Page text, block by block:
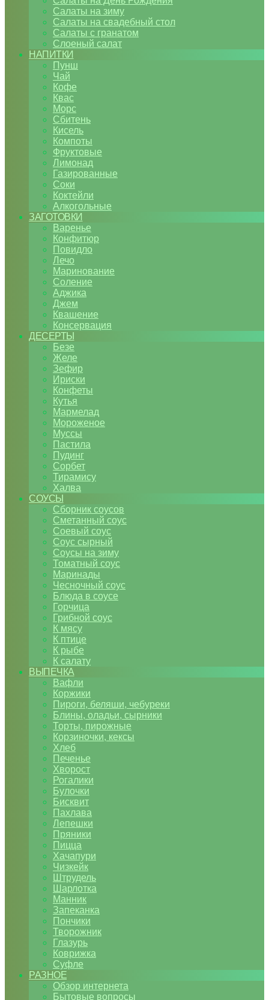
Салаты на зиму
Салаты на свадебный стол
Салаты с гранатом
Слоеный салат
НАПИТКИ
Пунш
Чай
Кофе
Квас
Морс
Сбитень
Кисель
Компоты
Фруктовые
Лимонад
Газированные
Соки
Коктейли
Алкогольные
ЗАГОТОВКИ
Варенье
Конфитюр
Повидло
Лечо
Маринование
Соление
Аджика
Джем
Квашение
Консервация
ДЕСЕРТЫ
Безе
Желе
Зефир
Ириски
Конфеты
Кутья
Мармелад
Мороженое
Муссы
Пастила
Пудинг
Сорбет
Тирамису
Халва
СОУСЫ
Сборник соусов
Сметанный соус
Соевый соус
Соус сырный
Соусы на зиму
Томатный соус
Маринады
Чесночный соус
Блюда в соусе
Горчица
Грибной соус
К мясу
К птице
К рыбе
К салату
ВЫПЕЧКА
Вафли
Коржики
Пироги, беляши, чебуреки
Блины, оладьи, сырники
Торты, пирожные
Корзиночки, кексы
Хлеб
Печенье
Хворост
Рогалики
Булочки
Бисквит
Пахлава
Лепешки
Пряники
Пицца
Хачапури
Чизкейк
Штрудель
Шарлотка
Манник
Запеканка
Пончики
Творожник
Глазурь
Коврижка
Суфле
РАЗНОЕ
Обзор интернета
Бытовые вопросы